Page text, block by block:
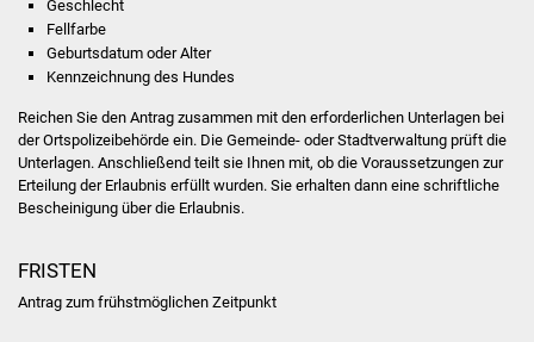
Kinder- und
Familienzentrum
Geschlecht
Fellfarbe
Geburtsdatum oder Alter
Kennzeichnung des Hundes
Reichen Sie den Antrag zusammen mit den erforderlichen Unterlagen bei
der Ortspolizeibehörde ein. Die Gemeinde- oder Stadtverwaltung prüft die
Unterlagen. Anschließend teilt sie Ihnen mit, ob die Voraussetzungen zur
Erteilung der Erlaubnis erfüllt wurden. Sie erhalten dann eine schriftliche
Bescheinigung über die Erlaubnis.
FRISTEN
Antrag zum frühstmöglichen Zeitpunkt